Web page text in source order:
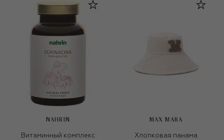
NAHRIN
Витаминный комплекс
MAX MARA
Хлопковая панама